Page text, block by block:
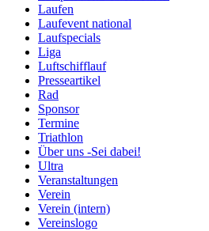
Laufen
Laufevent national
Laufspecials
Liga
Luftschifflauf
Presseartikel
Rad
Sponsor
Termine
Triathlon
Über uns -Sei dabei!
Ultra
Veranstaltungen
Verein
Verein (intern)
Vereinslogo